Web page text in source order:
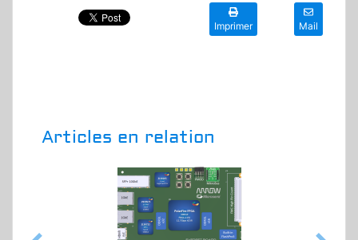
Imprimer Mail
Articles en relation